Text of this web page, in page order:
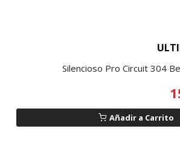
Silencioso Pro Circuit 304
Añadir a Carrito